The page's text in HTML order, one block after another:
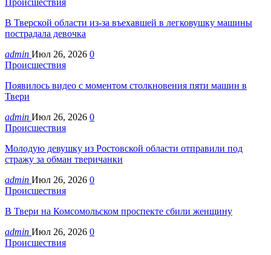
В Тверской области из-за въехавшей в легковушку машины
пострадала девочка
admin Июл 26, 2026 0
Происшествия
Появилось видео с моментом столкновения пяти машин в
Твери
admin Июл 26, 2026 0
Происшествия
Молодую девушку из Ростовской области отправили под
стражу за обман тверичанки
admin Июл 26, 2026 0
Происшествия
В Твери на Комсомольском проспекте сбили женщину
admin Июл 26, 2026 0
Происшествия